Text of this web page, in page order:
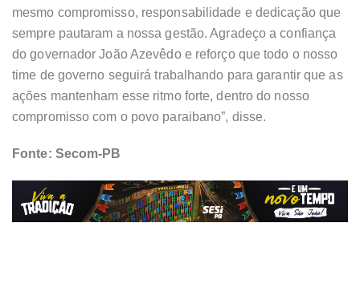
mesmo compromisso, responsabilidade e dedicação que
sempre pautaram a nossa gestão. Agradeço a confiança
do governador João Azevêdo e reforço que todo o nosso
time de governo seguirá trabalhando para garantir que as
ações mantenham esse ritmo forte, dentro do nosso
compromisso com o povo paraibano”, disse.
Fonte: Secom-PB